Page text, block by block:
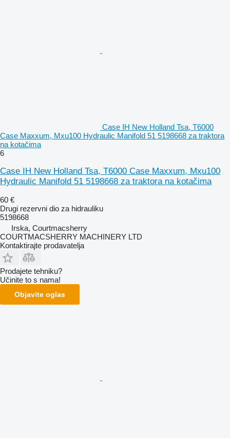
Case IH New Holland Tsa, T6000
Case Maxxum, Mxu100 Hydraulic Manifold 51 5198668 za traktora
na kotačima
6
Case IH New Holland Tsa, T6000 Case Maxxum, Mxu100
Hydraulic Manifold 51 5198668 za traktora na kotačima
60 €
Drugi rezervni dio za hidrauliku
5198668
Irska, Courtmacsherry
COURTMACSHERRY MACHINERY LTD
Kontaktirajte prodavatelja
Prodajete tehniku?
Učinite to s nama!
Objavite oglas